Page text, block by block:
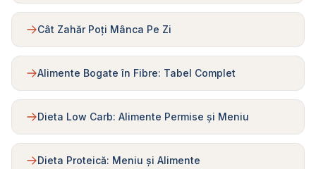
Cât Zahăr Poți Mânca Pe Zi
Alimente Bogate în Fibre: Tabel Complet
Dieta Low Carb: Alimente Permise și Meniu
Dieta Proteică: Meniu și Alimente